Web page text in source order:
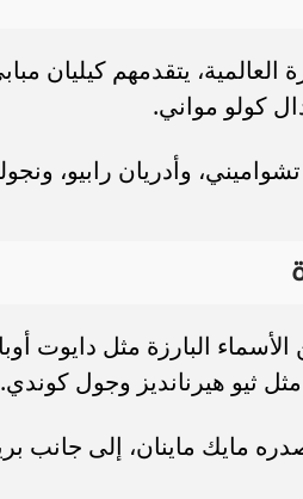
يتقدمهم كيليان
كولو مواني.
وأدريان رابيو،
البارزة مثل دايوت
ثيو هيرنانديز وجول كوندي.
مايك ماينان، إلى جانب